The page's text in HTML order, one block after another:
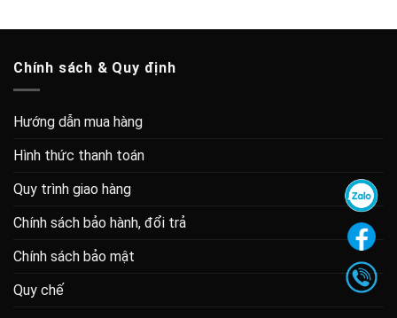
Chính sách & Quy định
Hướng dẫn mua hàng
Hình thức thanh toán
Quy trình giao hàng
Chính sách bảo hành, đổi trả
Chính sách bảo mật
Quy chế